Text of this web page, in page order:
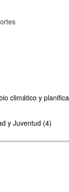
climático y
y Juventud (4)